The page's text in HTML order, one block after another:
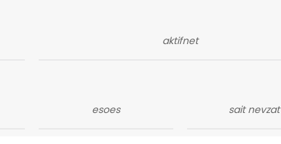
aktifnet
esoes sait nevzat